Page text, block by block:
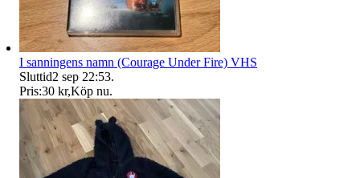
I sanningens namn (Courage Under Fire) VHS
Sluttid2 sep 22:53.
Pris:30 kr,Köp nu.